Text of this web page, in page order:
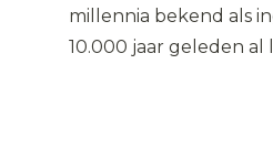
millennia bekend als
10.000 jaar geleden al